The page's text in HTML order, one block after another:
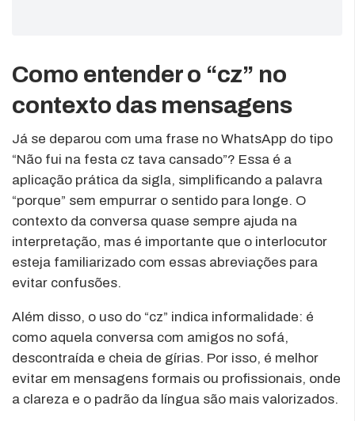
Como entender o “cz” no
contexto das mensagens
Já se deparou com uma frase no WhatsApp do tipo
“Não fui na festa cz tava cansado”? Essa é a
aplicação prática da sigla, simplificando a palavra
“porque” sem empurrar o sentido para longe. O
contexto da conversa quase sempre ajuda na
interpretação, mas é importante que o interlocutor
esteja familiarizado com essas abreviações para
evitar confusões.
Além disso, o uso do “cz” indica informalidade: é
como aquela conversa com amigos no sofá,
descontraída e cheia de gírias. Por isso, é melhor
evitar em mensagens formais ou profissionais, onde
a clareza e o padrão da língua são mais valorizados.